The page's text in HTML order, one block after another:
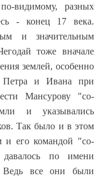
видимому, разных
- конец 17 века.
и значительным
тоже вначале
землей, особенно
Петра и Ивана при
Мансурову "со-
и указывались
Так было и в этом
и его командой "со-
по имени
Ведь все они были